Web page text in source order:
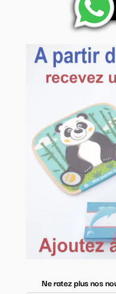
Ne ratez plus nos